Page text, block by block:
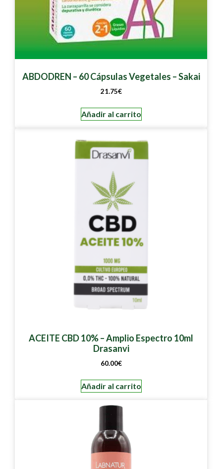
ABDODREN – 60 Cápsulas Vegetales – Sakai
21.75€
Añadir al carrito
ACEITE CBD 10% – Amplio Espectro 10ml
Drasanvi
60.00€
Añadir al carrito